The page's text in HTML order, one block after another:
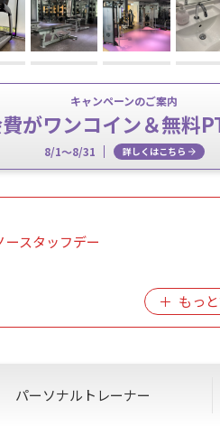
キャンペーンのご案内
がワンコイン＆無料
8/1～8/31 詳しくはこちら
スタッフデー
ます。
ります。
のご利用は致しかねますので何
パーソナル トレーナー